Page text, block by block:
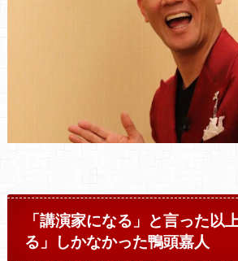
「講演家になる」と言った以
る」しかなかった鴨頭嘉人